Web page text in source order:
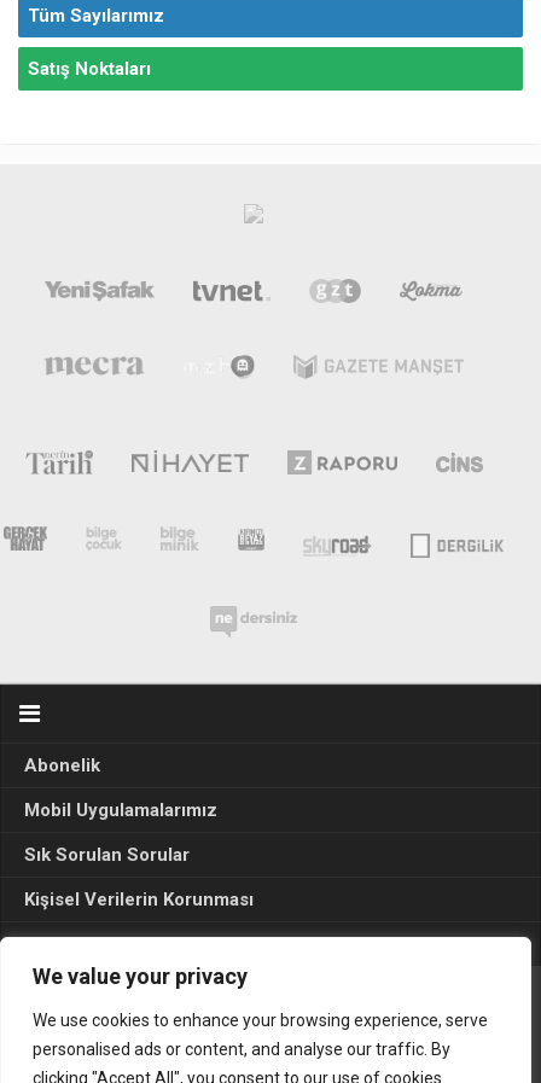
We value your privacy
We use cookies to enhance your browsing experience, serve
personalised ads or content, and analyse our traffic. By
clicking "Accept All", you consent to our use of cookies.
Tüm Sayılarımız
Satış Noktaları
Abonelik
Mobil Uygulamalarımız
Sık Sorulan Sorular
Kişisel Verilerin Korunması
Seçim Sonuçları 2024
Gerçek Hayat © 2015. Her hakkı sakldır.